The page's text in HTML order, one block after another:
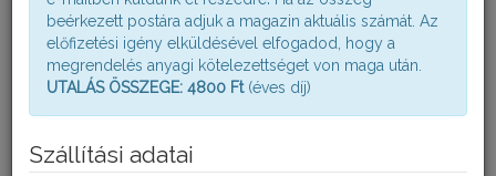
beérkezett postára adjuk a magazin aktuális számát. Az
előfizetési igény elküldésével elfogadod, hogy a
megrendelés anyagi kötelezettséget von maga után.
UTALÁS ÖSSZEGE: 4800 Ft (éves díj)
Szállítási adatai